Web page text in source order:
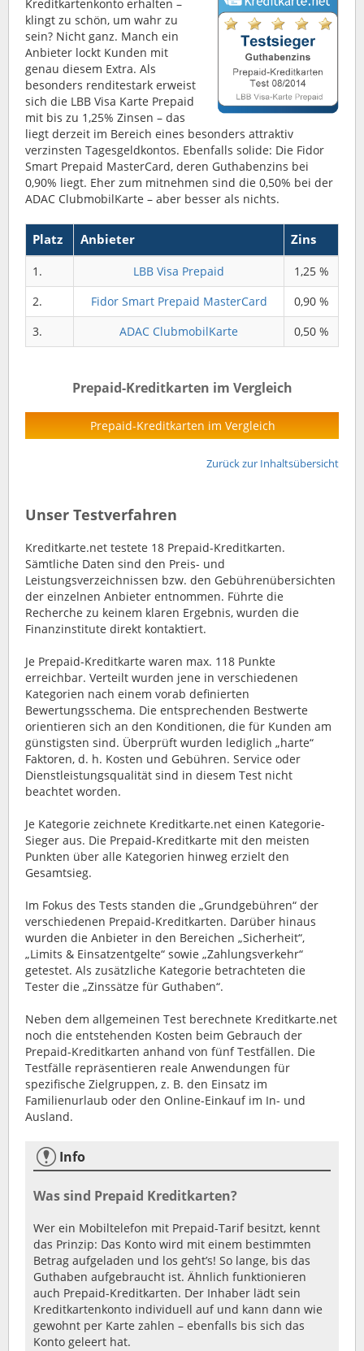
Kreditkartenkonto erhalten –
klingt zu schön, um wahr zu
sein? Nicht ganz. Manch ein
Anbieter lockt Kunden mit
genau diesem Extra. Als
besonders renditestark erweist
sich die LBB Visa Karte Prepaid
mit bis zu 1,25% Zinsen – das
liegt derzeit im Bereich eines besonders attraktiv
verzinsten Tagesgeldkontos. Ebenfalls solide: Die Fidor
Smart Prepaid MasterCard, deren Guthabenzins bei
0,90% liegt. Eher zum mitnehmen sind die 0,50% bei der
ADAC ClubmobilKarte – aber besser als nichts.
Platz Anbieter Zins
1. LBB Visa Prepaid
1,25 %
2.
Fidor Smart Prepaid MasterCard
0,90 %
3.
ADAC ClubmobilKarte 0,50 %
Prepaid-Kreditkarten im Vergleich
Prepaid-Kreditkarten im Vergleich
Zurück zur Inhaltsübersicht
Unser Testverfahren
Kreditkarte.net testete 18 Prepaid-Kreditkarten.
Sämtliche Daten sind den Preis- und
Leistungsverzeichnissen bzw. den Gebührenübersichten
der einzelnen Anbieter entnommen. Führte die
Recherche zu keinem klaren Ergebnis, wurden die
Finanzinstitute direkt kontaktiert.
Je Prepaid-Kreditkarte waren max. 118 Punkte
erreichbar. Verteilt wurden jene in verschiedenen
Kategorien nach einem vorab definierten
Bewertungsschema. Die entsprechenden Bestwerte
orientieren sich an den Konditionen, die für Kunden am
günstigsten sind. Überprüft wurden lediglich „harte“
Faktoren, d. h. Kosten und Gebühren. Service oder
Dienstleistungsqualität sind in diesem Test nicht
beachtet worden.
Je Kategorie zeichnete Kreditkarte.net einen Kategorie-
Sieger aus. Die Prepaid-Kreditkarte mit den meisten
Punkten über alle Kategorien hinweg erzielt den
Gesamtsieg.
Im Fokus des Tests standen die „Grundgebühren“ der
verschiedenen Prepaid-Kreditkarten. Darüber hinaus
wurden die Anbieter in den Bereichen „Sicherheit“,
„Limits & Einsatzentgelte“ sowie „Zahlungsverkehr“
getestet. Als zusätzliche Kategorie betrachteten die
Tester die „Zinssätze für Guthaben“.
Neben dem allgemeinen Test berechnete Kreditkarte.net
noch die entstehenden Kosten beim Gebrauch der
Prepaid-Kreditkarten anhand von fünf Testfällen. Die
Testfälle repräsentieren reale Anwendungen für
spezifische Zielgruppen, z. B. den Einsatz im
Familienurlaub oder den Online-Einkauf im In- und
Ausland.
Info
Was sind Prepaid Kreditkarten?
Wer ein Mobiltelefon mit Prepaid-Tarif besitzt, kennt
das Prinzip: Das Konto wird mit einem bestimmten
Betrag aufgeladen und los geht’s! So lange, bis das
Guthaben aufgebraucht ist. Ähnlich funktionieren
auch Prepaid-Kreditkarten. Der Inhaber lädt sein
Kreditkartenkonto individuell auf und kann dann wie
gewohnt per Karte zahlen – ebenfalls bis sich das
Konto geleert hat.